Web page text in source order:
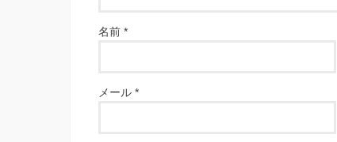
名前 *
メール *